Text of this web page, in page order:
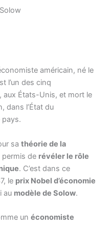
américain, né le
l’un des cinq
aux États-Unis, et mort le
dans l’État du
pays.
sathéorie de la
permis de révéler le rôle
. C’est dans ce
le prix Nobel d’économie
au modèle de Solow.
unéconomiste